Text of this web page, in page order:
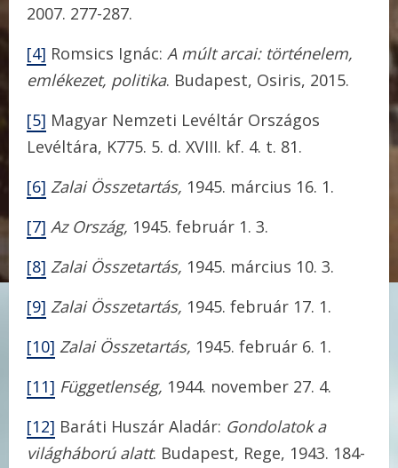
2007. 277-287.
[4] Romsics Ignác: A múlt arcai: történelem,
emlékezet, politika. Budapest, Osiris, 2015.
[5] Magyar Nemzeti Levéltár Országos
Levéltára, K775. 5. d. XVIII. kf. 4. t. 81.
[6] Zalai Összetartás, 1945. március 16. 1.
[7] Az Ország, 1945. február 1. 3.
[8] Zalai Összetartás, 1945. március 10. 3.
[9] Zalai Összetartás, 1945. február 17. 1.
[10] Zalai Összetartás, 1945. február 6. 1.
[11] Függetlenség, 1944. november 27. 4.
[12] Baráti Huszár Aladár: Gondolatok a
világháború alatt. Budapest, Rege, 1943. 184-